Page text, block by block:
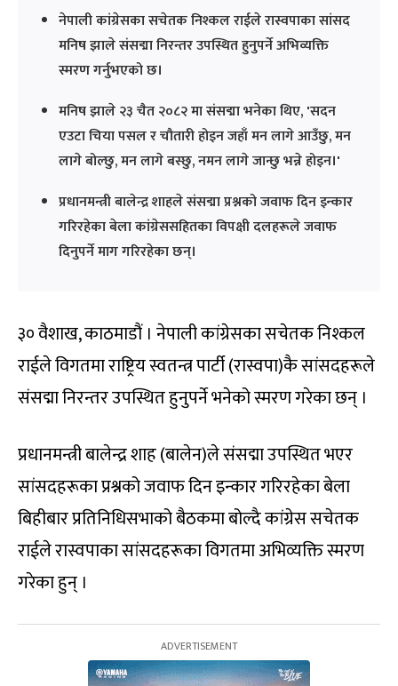
नेपाली कांग्रेसका सचेतक निश्कल राईले रास्वपाका सांसद
मनिष झाले संसद्मा निरन्तर उपस्थित हुनुपर्ने अभिव्यक्ति
स्मरण गर्नुभएको छ।
मनिष झाले २३ चैत २०८२ मा संसद्मा भनेका थिए, 'सदन
एउटा चिया पसल र चौतारी होइन जहाँ मन लागे आउँछु, मन
लागे बोल्छु, मन लागे बस्छु, नमन लागे जान्छु भन्ने होइन।'
प्रधानमन्त्री बालेन्द्र शाहले संसद्मा प्रश्नको जवाफ दिन इन्कार
गरिरहेका बेला कांग्रेससहितका विपक्षी दलहरूले जवाफ
दिनुपर्ने माग गरिरहेका छन्।
३० वैशाख, काठमाडौं । नेपाली कांग्रेसका सचेतक निश्कल
राईले विगतमा राष्ट्रिय स्वतन्त्र पार्टी (रास्वपा)कै सांसदहरूले
संसद्मा निरन्तर उपस्थित हुनुपर्ने भनेको स्मरण गरेका छन् ।
प्रधानमन्त्री बालेन्द्र शाह (बालेन)ले संसद्मा उपस्थित भएर
सांसदहरूका प्रश्नको जवाफ दिन इन्कार गरिरहेका बेला
बिहीबार प्रतिनिधिसभाको बैठकमा बोल्दै कांग्रेस सचेतक
राईले रास्वपाका सांसदहरूका विगतमा अभिव्यक्ति स्मरण
गरेका हुन् ।